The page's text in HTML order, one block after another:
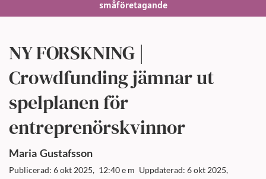
småföretagande
NY FORSKNING |
Crowdfunding jämnar ut
spelplanen för
entreprenörskvinnor
Maria Gustafsson
Publicerad: 6 okt 2025, 12:40 e m Uppdaterad: 6 okt 2025,